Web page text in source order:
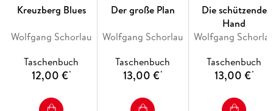
Kreuzberg Blues
Wolfgang Schorlau
Taschenbuch
12,00 €*
Der große Plan
Wolfgang Schorlau
Taschenbuch
13,00 €*
Die schützende
Hand
Wolfgang
Taschenbuch
13,00 €*